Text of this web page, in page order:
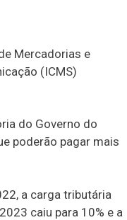
Mercadorias e
(ICMS)
do Governo do
poderão pagar mais
a carga tributária
caiu para 10% e a